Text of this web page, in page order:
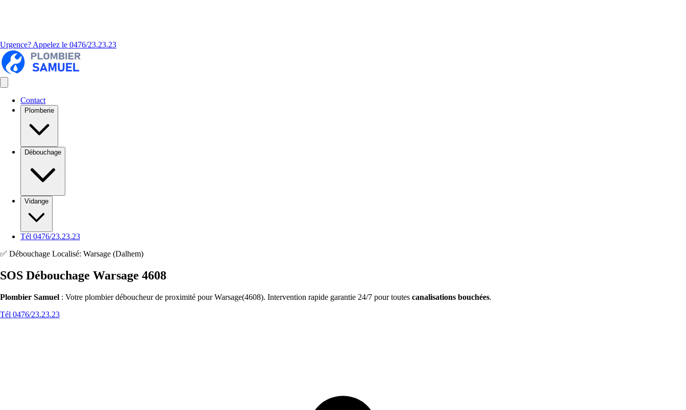
Urgence? Appelez le 0476/23.23.23
Contact
Plomberie
Débouchage
Vidange
Tél 0476/23.23.23
✅ Débouchage Localisé: Warsage (Dalhem)
SOS Débouchage Warsage 4608
Plombier Samuel : Votre plombier déboucheur de proximité pour Warsage(4608). Intervention rapide garantie 24/7 pour toutes canalisations bouchées.
Tél 0476/23.23.23